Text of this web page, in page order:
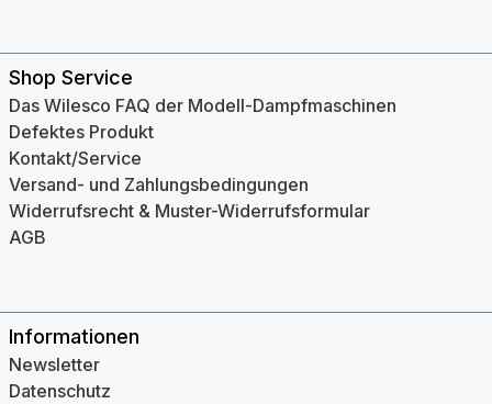
Shop Service
Das Wilesco FAQ der Modell-Dampfmaschinen
Defektes Produkt
Kontakt/Service
Versand- und Zahlungsbedingungen
Widerrufsrecht & Muster-Widerrufsformular
AGB
Informationen
Newsletter
Datenschutz